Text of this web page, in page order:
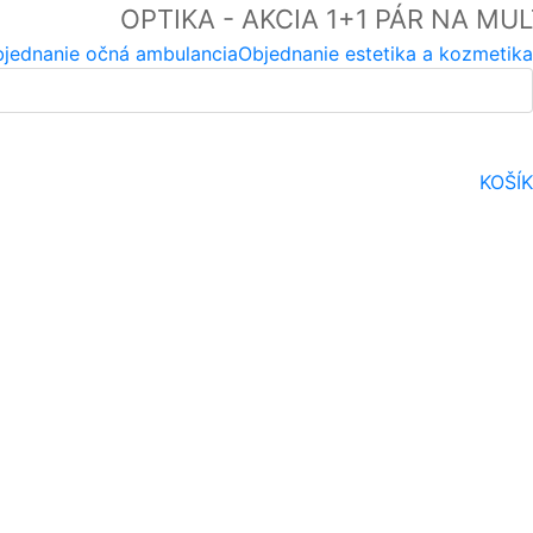
OPTIKA - AKCIA 1+1 PÁR NA
Objednanie estetika a kozmetika
očná ambulancia
KOŠÍK